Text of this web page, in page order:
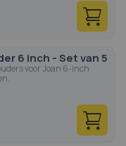
6 inch - Set van 5
voor Joan 6-inch